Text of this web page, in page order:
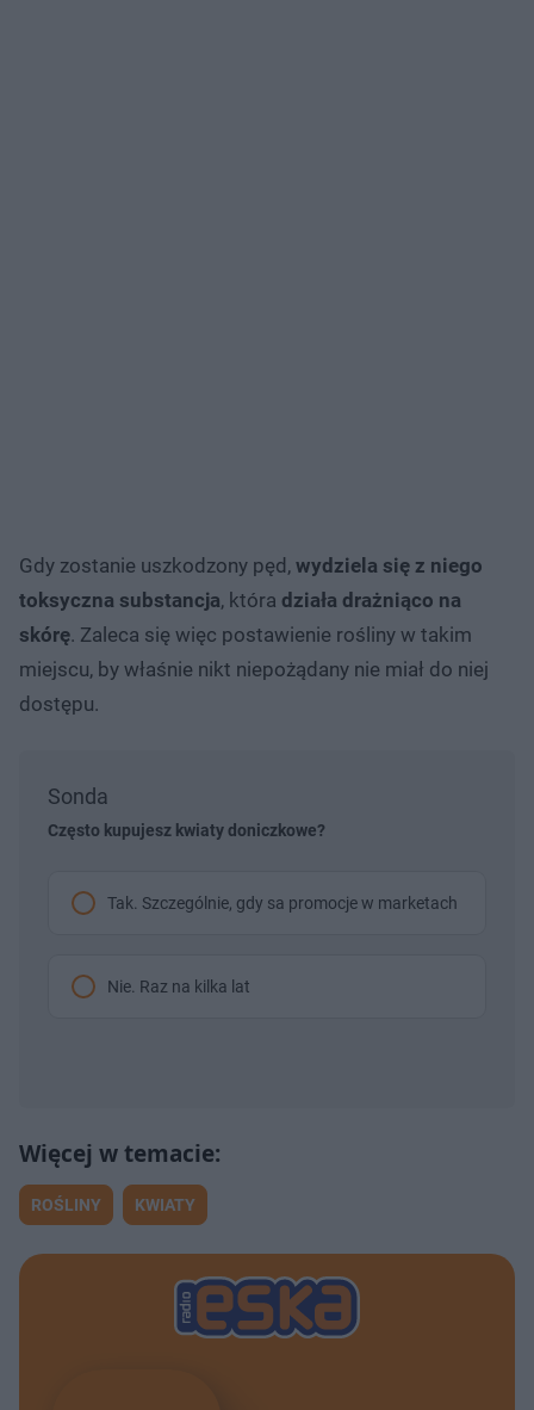
Gdy zostanie uszkodzony pęd, wydziela się z niego
toksyczna substancja, która działa drażniąco na
skórę. Zaleca się więc postawienie rośliny w takim
miejscu, by właśnie nikt niepożądany nie miał do niej
dostępu.
Sonda
Często kupujesz kwiaty doniczkowe?
Tak. Szczególnie, gdy sa promocje w marketach
Nie. Raz na kilka lat
ROŚLINY KWIATY